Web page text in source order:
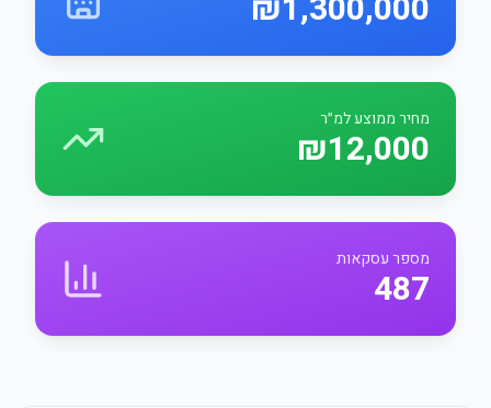
₪1,300,000
מחיר ממוצע למ״ר
₪12,000
מספר עסקאות
487